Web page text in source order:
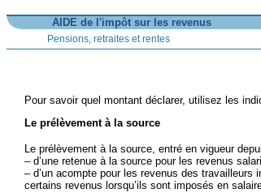
AIDE de l'impôt sur les revenus
Pensions, retraites et rentes
Pour savoir quel montant déclarer, utilisez les
Le prélèvement à la source
Le prélèvement à la source, entré en vigueur
– d’une retenue à la source pour les revenus
– d’un acompte pour les revenus des
certains revenus lorsqu’ils sont imposés en